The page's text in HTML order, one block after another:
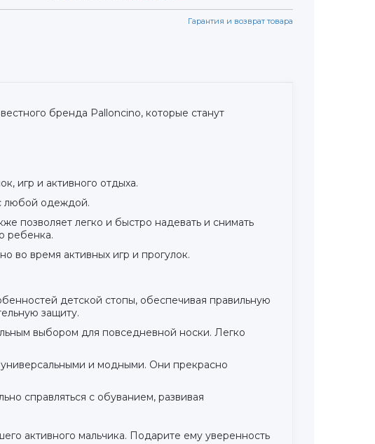
Гарантия и возврат товара
бренда Palloncino, которые станут
игр и активного отдыха.
любой одеждой.
позволяет легко и быстро надевать и снимать
ребенка.
во время активных игр и прогулок.
детской стопы, обеспечивая правильную
защиту.
выбором для повседневной носки. Легко
и модными. Они прекрасно
справляться с обуванием, развивая
активного мальчика. Подарите ему уверенность